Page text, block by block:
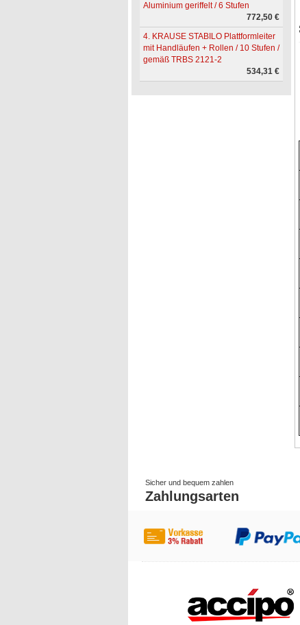
Aluminium geriffelt / 6 Stufen
772,50 €
4. KRAUSE STABILO Plattformleiter
mit Handläufen + Rollen / 10 Stufen /
gemäß TRBS 2121-2
534,31 €
Sicher und bequem zahlen
Zahlungsarten